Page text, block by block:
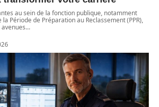
au sein de la fonction publique, notamment
Période de Préparation au Reclassement (PPR),
…